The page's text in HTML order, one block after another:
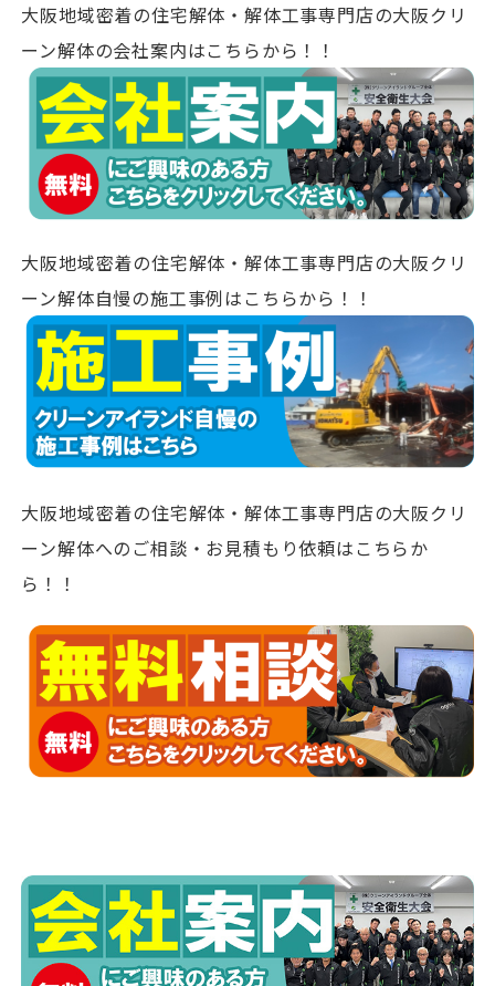
大阪地域密着の住宅解体・解体工事専門店の大阪クリ
ーン解体の会社案内はこちらから！！
大阪地域密着の住宅解体・解体工事専門店の大阪クリ
ーン解体自慢の施工事例はこちらから！！
大阪地域密着の住宅解体・解体工事専門店の大阪クリ
ーン解体へのご相談・お見積もり依頼はこちらか
ら！！